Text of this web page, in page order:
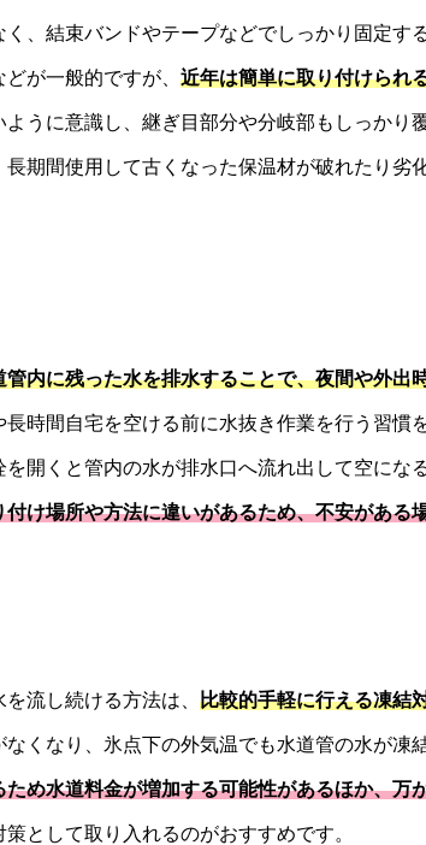
、結束バンドやテープなどでしっかり固定す
が一般的ですが、 近年は簡単に取り付けられ
うに意識し、継ぎ目部分や分岐部もしっかり
期間使用して古くなった保温材が破れたり劣
管内に残った水を排水することで、夜間や外出
時間自宅を空ける前に水抜き作業を行う習慣
開くと管内の水が排水口へ流れ出して空にな
け場所や方法に違いがあるため、不安がある
流し続ける方法は、 比較的手軽に行える凍結
くなり、氷点下の外気温でも水道管の水が凍
め水道料金が増加する可能性があるほか、
として取り入れるのがおすすめです。